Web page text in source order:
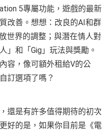
5專屬功能，遊戲的最新
改善。想想：改良的AI和群
世界的調整；與潛在情人對
」和「Gig」玩法與獎勵。
容，像可額外租給V的公
訂選項了嗎？
還是有許多值得期待的初次
好的是，如果你目前是《電